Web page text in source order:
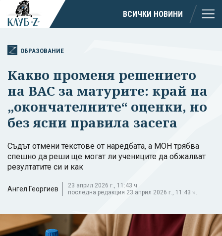
ВСИЧКИ НОВИНИ
ОБРАЗОВАНИЕ
Какво променя решението
на ВАС за матурите: край на
„окончателните“ оценки, но
без ясни правила засега
Съдът отмени текстове от наредбата, а МОН трябва
спешно да реши ще могат ли учениците да обжалват
резултатите си и как
Ангел Георгиев
23 април 2026 г., 11:43 ч.
последна редакция 23 април 2026 г., 11:43 ч.